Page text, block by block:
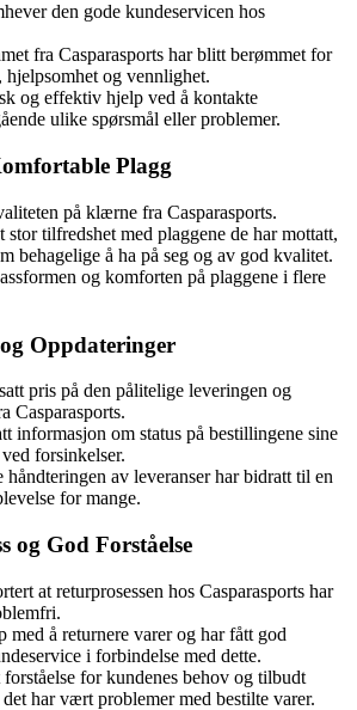
den gode kundeservicen hos
fra Casparasports har blitt berømmet for
hjelpsomhet og vennlighet.
og effektiv hjelp ved å kontakte
ulike spørsmål eller problemer.
Plagg
på klærne fra Casparasports.
tilfredshet med plaggene de har mottatt,
behagelige å ha på seg og av god kvalitet.
og komforten på plaggene i flere
Oppdateringer
pris på den pålitelige leveringen og
Casparasports.
informasjon om status på bestillingene sine
forsinkelser.
av leveranser har bidratt til en
for mange.
og God Forståelse
at returprosessen hos Casparasports har
med å returnere varer og har fått god
i forbindelse med dette.
for kundenes behov og tilbudt
har vært problemer med bestilte varer.